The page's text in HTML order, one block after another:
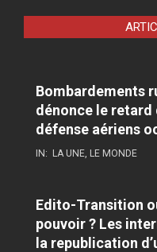
Bombardements
dénonce le retard
défense aériens
IN: LA UNE LE MONDE
Edito-Transition
pouvoir ? Les
la republication